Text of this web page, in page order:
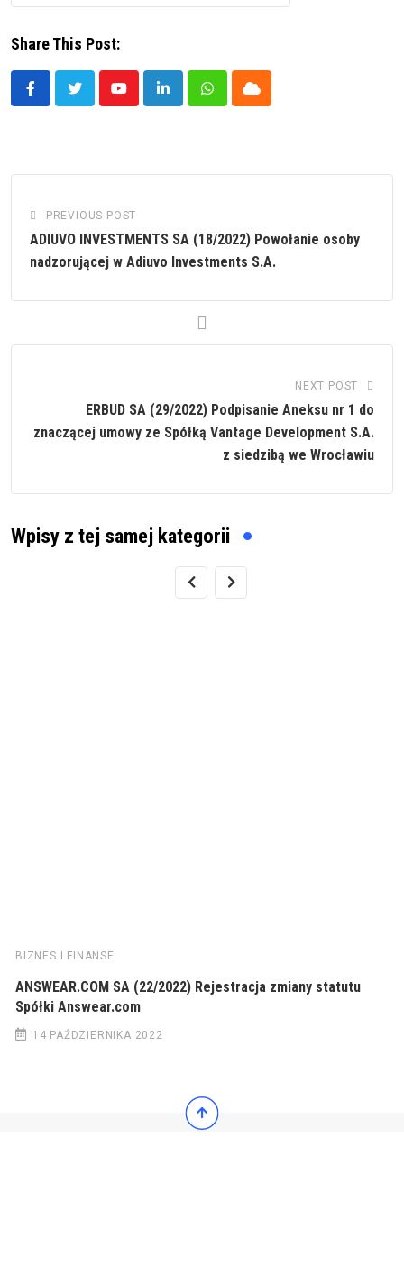
Share This Post:
YoutubeLinkedInWhatsappCloud
PREVIOUS POST
ADIUVO INVESTMENTS SA (18/2022) Powołanie osoby
nadzorującej w Adiuvo Investments S.A.
NEXT POST
ERBUD SA (29/2022) Podpisanie Aneksu nr 1 do
znaczącej umowy ze Spółką Vantage Development S.A.
z siedzibą we Wrocławiu
Wpisy z tej samej kategorii
BIZNES I FINANSE
ANSWEAR.COM SA (22/2022) Rejestracja zmiany statutu
Spółki Answear.com
14 PAŹDZIERNIKA 2022